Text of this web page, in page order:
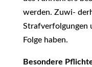
werden. Zuwi-
Strafverfolgungen
Folge haben.
Besondere